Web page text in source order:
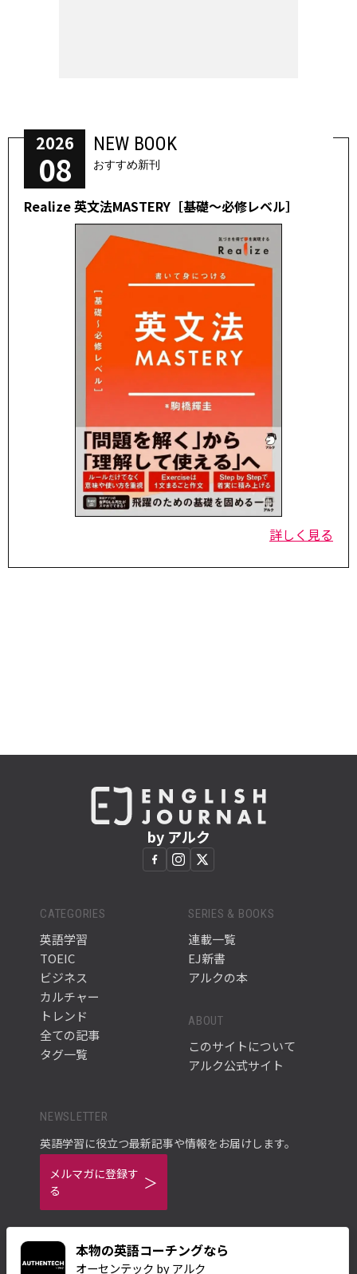
2026
08
NEW BOOK
おすすめ新刊
Realize 英文法MASTERY［基礎～必修レベル］
詳しく見る
本物の英語コーチングなら
オーセンテック by アルク
by アルク
CATEGORIES
英語学習
TOEIC
ビジネス
カルチャー
トレンド
全ての記事
タグ一覧
SERIES & BOOKS
連載一覧
EJ新書
アルクの本
ABOUT
このサイトについて
アルク公式サイト
NEWSLETTER
英語学習に役立つ最新記事や情報をお届けします。
メルマガに登録す
る